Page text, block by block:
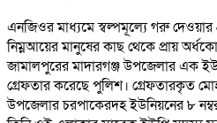
এনজিওর মাধ্যমে স্বল্পমূল্যে গরু
নিম্নআয়ের মানুষের কাছ থেকে প্রায়
জামালপুরের মাদারগঞ্জ উপজেলার এক
গ্রেফতার করেছে পুলিশ। গ্রেফতারকৃত
উপজেলার চরপাকেরদহ ইউনিয়নের ৮